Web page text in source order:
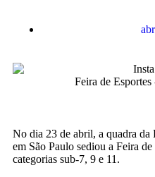
Feira de
No dia 23 de abril, a quadra da
em São Paulo sediou a Feira
categorias sub-7, 9 e 11.